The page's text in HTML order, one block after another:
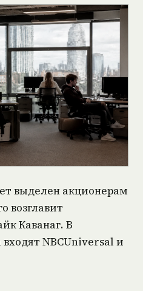
возглавит
Каванаг. В
NBCUniversal и